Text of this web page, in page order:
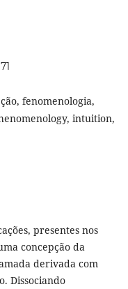
fenomenologia,
intuition,
presentes nos
concepção da
derivada com
Dissociando